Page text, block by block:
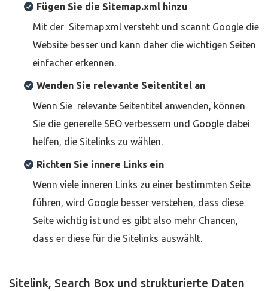
Fügen Sie die Sitemap.xml hinzu
Mit der Sitemap.xml versteht und scannt Google die
Website besser und kann daher die wichtigen Seiten
einfacher erkennen.
Wenden Sie relevante Seitentitel an
Wenn Sie relevante Seitentitel anwenden, können
Sie die generelle SEO verbessern und Google dabei
helfen, die Sitelinks zu wählen.
Richten Sie innere Links ein
Wenn viele inneren Links zu einer bestimmten Seite
führen, wird Google besser verstehen, dass diese
Seite wichtig ist und es gibt also mehr Chancen,
dass er diese für die Sitelinks auswählt.
Sitelink, Search Box und strukturierte Daten